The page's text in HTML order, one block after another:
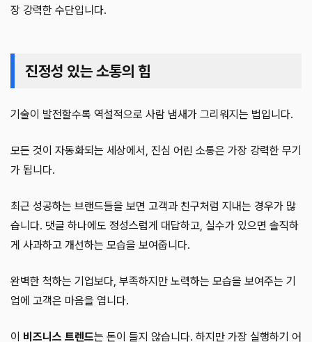
장 강력한 수단입니다.
진정성 있는 소통의 힘
기술이 발전할수록 역설적으로 사람 냄새가 그리워지는 법입니다.
모든 것이 자동화되는 세상에서, 진심 어린 소통은 가장 강력한 무기
가 됩니다.
최근 성공하는 브랜드들을 보면 고객과 친구처럼 지내는 경우가 많
습니다. 댓글 하나에도 정성스럽게 대답하고, 실수가 있으면 솔직하
게 사과하고 개선하는 모습을 보여줍니다.
완벽한 척하는 기업보다, 부족하지만 노력하는 모습을 보여주는 기
업에 고객은 마음을 엽니다.
이 비즈니스 트렌드는 돈이 들지 않습니다. 하지만 가장 실행하기 어